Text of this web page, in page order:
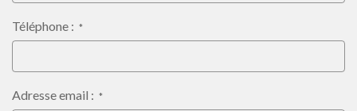
Téléphone : *
Adresse email : *